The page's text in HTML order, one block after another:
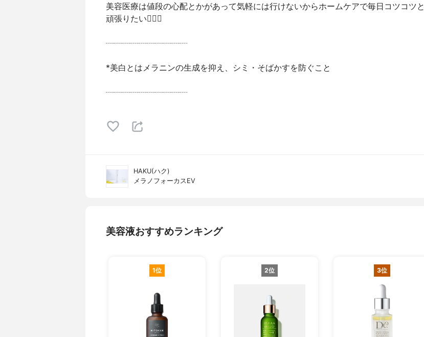
美容医療は値段の心配とかがあって気軽には行けないからホームケアで毎日コツコツと
頑張りたい✊🏻💕
┈┈┈┈┈┈┈┈┈┈
*美白とはメラニンの生成を抑え、シミ・そばかすを防ぐこと
┈┈┈┈┈┈┈┈┈┈
HAKU(ハク)
メラノフォーカスEV
美容液おすすめランキング
1位 2位 3位